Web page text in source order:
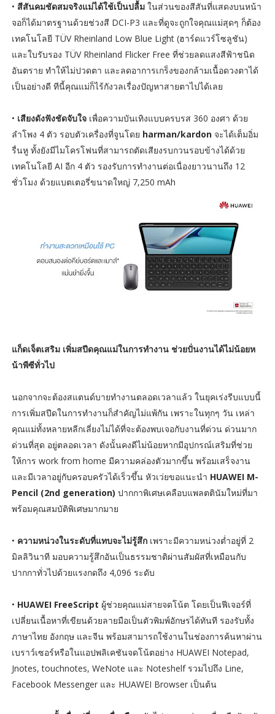
• สีสันคมชัดสมจริงแม่ได้ใช้เป็นปลื้มในส่วนของสีสันที่แสดงบนหน้า
จอก็ได้มาตรฐานด้วยช่วงสี DCI-P3 และที่ดูจะถูกใจคุณแม่สุดๆ ก็ต้อง
เทคโนโลยี TÜV Rheinland Low Blue Light (ฮาร์ดแวร์โซลูชัน)
และใบรับรอง TÜV Rheinland Flicker Free ที่ช่วยลดแสงสีฟ้าชนิด
อันตราย ทำให้ไม่ปวดตา และลดอาการเกร็งของกล้ามเนื้อดวงตาได้
เป็นอย่างดี ทีนี้คุณแม่ก็ไร้กังวลเรื่องปัญหาสายตาไปได้เลย
• เสียงดังฟังชัดจับใจเพื่อความบันเทิงแบบครบรส 360 องศา ด้วย
ลำโพง 4 ตัว รอบตัวเครื่องที่จูนโดย harman/kardonจะได้เต็มอิ่ม
รื่นหู ทั้งยังมีไมโครโฟนที่สามารถตัดเสียงรบกวนรอบข้างได้ด้วย
เทคโนโลยี AI อีก 4 ตัว รองรับการทำงานต่อเนื่องยาวนานถึง 12
ชั่วโมง ด้วยแบตเตอรี่ขนาดใหญ่ 7,250 mAh
แก็ดเจ็ตเสริม เพิ่มสปีดคุณแม่ในการทำงาน ช่วยปั่นงานได้ไม่น้อยห
น้าพีซีทั่วไป
นอกจากจะต้องสแตนด์บายทำงานตลอดเวลาแล้ว ในยุคเร่งรีบแบบนี้
การเพิ่มสปีดในการทำงานก็สำคัญไม่แพ้กัน เพราะในทุกๆ วัน เหล่า
คุณแม่ทั้งหลายหลีกเลี่ยงไม่ได้ที่จะต้องพบเจอกับงานที่ด่วน ด่วนมาก
ด่วนที่สุด อยู่ตลอดเวลา ดังนั้นคงดีไม่น้อยหากมีอุปกรณ์เสริมที่ช่วย
ให้การ work from home มีความคล่องตัวมากขึ้น พร้อมเสร็จงาน
และมีเวลาอยู่กับครอบครัวได้เร็วขึ้น หัวเว่ยขอแนะนำ HUAWEI M-
Pencil (2nd generation) ปากกาพิเศษเคลือบแพลตตินัมใหม่ที่มา
พร้อมคุณสมบัติพิเศษมากมาย
• ความหน่วงในระดับที่แทบจะไม่รู้สึกเพราะมีความหน่วงต่ำอยู่ที่ 2
มิลลิวินาที มอบความรู้สึกอันเป็นธรรมชาติผ่านสัมผัสที่เหมือนกับ
ปากกาทั่วไปด้วยแรงกดถึง 4,096 ระดับ
• HUAWEI FreeScript ผู้ช่วยคุณแม่สายจดโน้ต โดยเป็นฟีเจอร์ที่
เปลี่ยนเนื้อหาที่เขียนด้วยลายมือเป็นตัวพิมพ์อักษรได้ทันที รองรับทั้ง
ภาษาไทย อังกฤษ และจีน พร้อมสามารถใช้งานในช่องการค้นหาผ่าน
เบราว์เซอร์หรือในแอปพลิเคชันจดโน้ตอย่าง HUAWEI Notepad,
Jnotes, touchnotes, WeNote และ Noteshelf รวมไปถึง Line,
Facebook Messenger และ HUAWEI Browser เป็นต้น